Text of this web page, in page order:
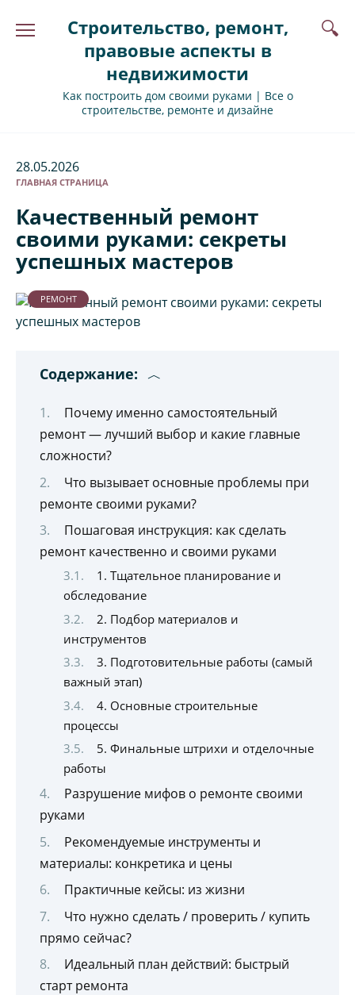
Строительство, ремонт,
правовые аспекты в
недвижимости
Как построить дом своими руками | Все о
строительстве, ремонте и дизайне
28.05.2026
ГЛАВНАЯ СТРАНИЦА
Качественный ремонт
своими руками: секреты
успешных мастеров
РЕМОНТ
Содержание:
Почему именно самостоятельный
ремонт — лучший выбор и какие главные
сложности?
Что вызывает основные проблемы при
ремонте своими руками?
Пошаговая инструкция: как сделать
ремонт качественно и своими руками
1. Тщательное планирование и
обследование
2. Подбор материалов и
инструментов
3. Подготовительные работы (самый
важный этап)
4. Основные строительные
процессы
5. Финальные штрихи и отделочные
работы
Разрушение мифов о ремонте своими
руками
Рекомендуемые инструменты и
материалы: конкретика и цены
Практичные кейсы: из жизни
Что нужно сделать / проверить / купить
прямо сейчас?
Идеальный план действий: быстрый
старт ремонта